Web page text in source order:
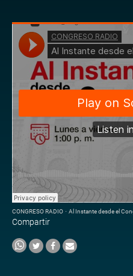
CONGRESO RADIO · Al Instante desde el
Compartir